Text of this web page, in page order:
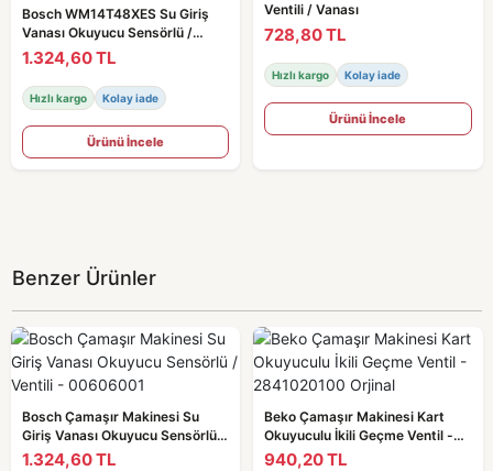
Bosch WM14T48XES Su Giriş
Vanası Okuyucu Sensörlü /
Ventili
1.324,60 TL
Hızlı kargo Kolay iade
Ürünü İncele
Ventili / Vanası
728,80 TL
Hızlı kargo Kolay iade
Ürünü İncele
Benzer Ürünler
Bosch Çamaşır Makinesi Su
Giriş Vanası Okuyucu Sensörlü /
Ventili - 00606001
1.324,60 TL
Beko Çamaşır Makinesi Kart
Okuyuculu İkili Geçme Ventil -
2841020100 Orjinal
940,20 TL